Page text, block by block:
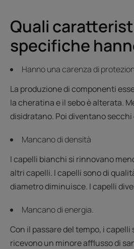
Quali
specifiche
Hanno una carenza di
La produzione di componenti
la cheratina e il sebo è alterata.
disidratano. Poi diventano secchi
Mancano di densità
I capelli bianchi si rinnovano
altri capelli. I capelli sono di
diametro diminuisce. I capelli
Mancano di energia.
Con il passare del tempo, i
ricevono un minore afflusso di